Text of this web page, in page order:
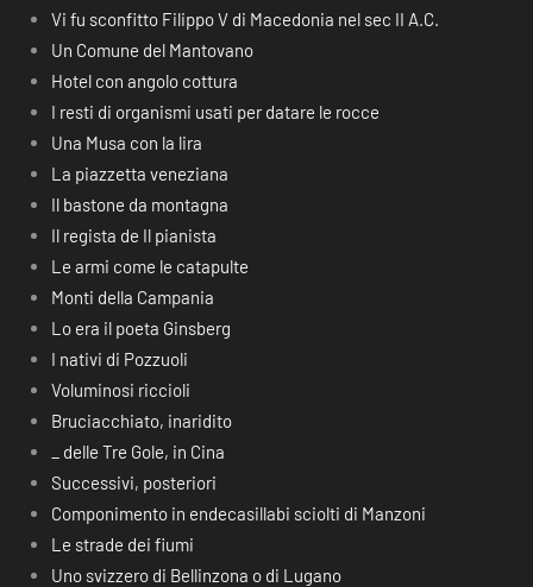
Vi fu sconfitto Filippo V di Macedonia nel sec II A.C.
Un Comune del Mantovano
Hotel con angolo cottura
I resti di organismi usati per datare le rocce
Una Musa con la lira
La piazzetta veneziana
Il bastone da montagna
Il regista de Il pianista
Le armi come le catapulte
Monti della Campania
Lo era il poeta Ginsberg
I nativi di Pozzuoli
Voluminosi riccioli
Bruciacchiato, inaridito
_ delle Tre Gole, in Cina
Successivi, posteriori
Componimento in endecasillabi sciolti di Manzoni
Le strade dei fiumi
Uno svizzero di Bellinzona o di Lugano